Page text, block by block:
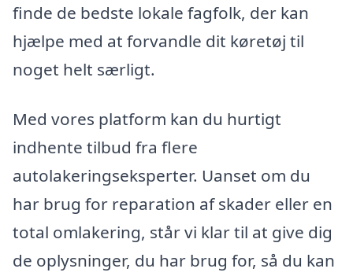
finde de bedste lokale fagfolk, der kan
hjælpe med at forvandle dit køretøj til
noget helt særligt.
Med vores platform kan du hurtigt
indhente tilbud fra flere
autolakeringseksperter. Uanset om du
har brug for reparation af skader eller en
total omlakering, står vi klar til at give dig
de oplysninger, du har brug for, så du kan